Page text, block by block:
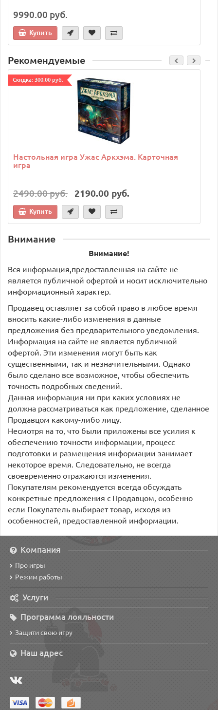
9990.00 руб.
Купить
Рекомендуемые
Cкидка: 300.00 руб.
Настольная игра Ужас Аркхэма. Карточная
игра
2490.00 руб. 2190.00 руб.
Купить
Внимание
Внимание!
Вся информация,предоставленная на сайте не
является публичной офертой и носит исключительно
информационный характер.
Продавец оставляет за собой право в любое время
вносить какие-либо изменения в данные
предложения без предварительного уведомления.
Информация на сайте не является публичной
офертой. Эти изменения могут быть как
существенными, так и незначительными. Однако
было сделано все возможное, чтобы обеспечить
точность подробных сведений.
Данная информация ни при каких условиях не
должна рассматриваться как предложение, сделанное
Продавцом какому-либо лицу.
Несмотря на то, что были приложены все усилия к
обеспечению точности информации, процесс
подготовки и размещения информации занимает
некоторое время. Следовательно, не всегда
своевременно отражаются изменения.
Покупателям рекомендуется всегда обсуждать
конкретные предложения с Продавцом, особенно
если Покупатель выбирает товар, исходя из
особенностей, предоставленной информации.
Компания
Про игры
Режим работы
Услуги
Программа лояльности
Защити свою игру
Наш адрес